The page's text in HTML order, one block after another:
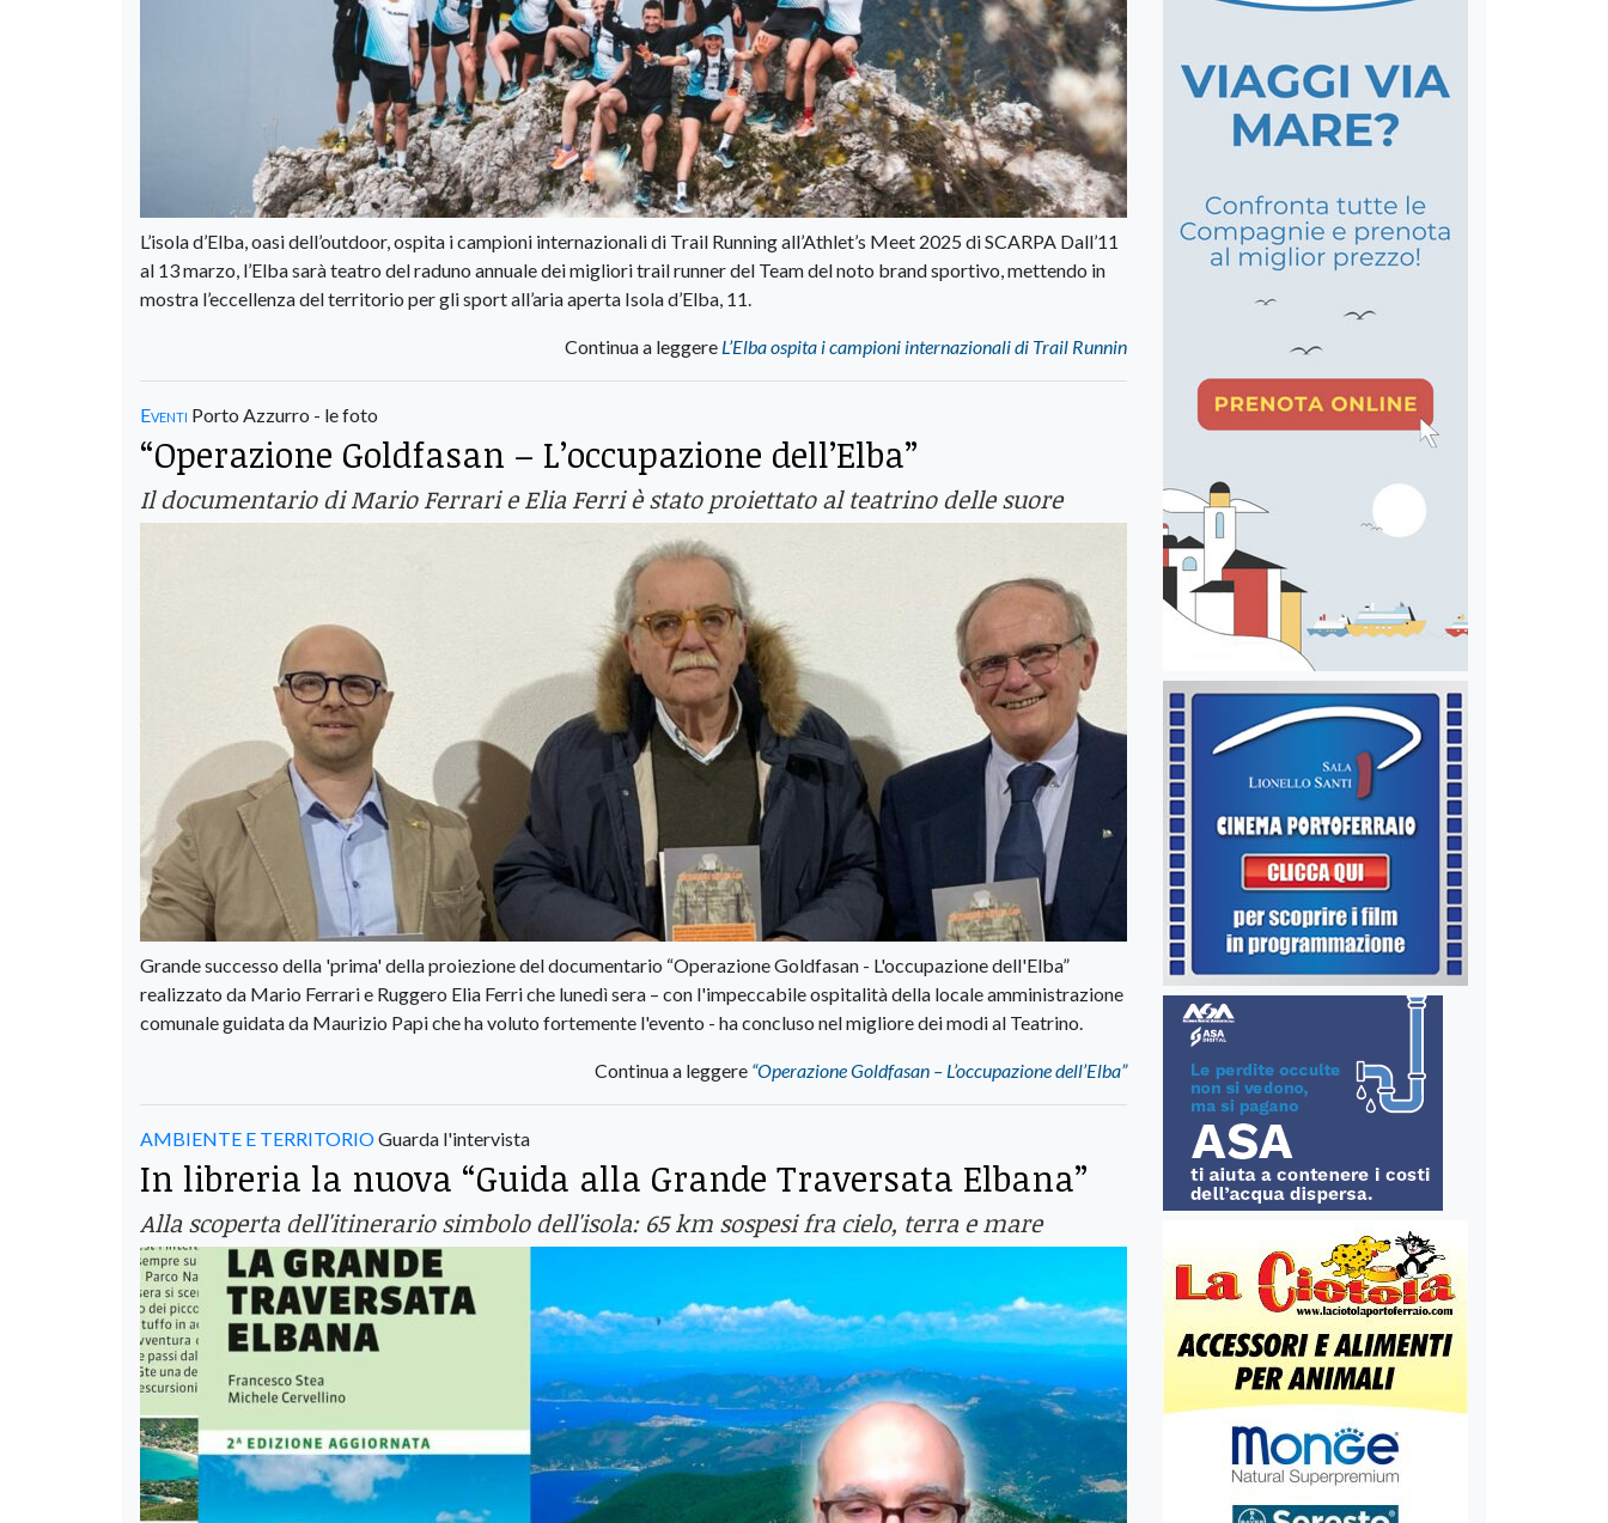
L’isola d’Elba, oasi dell’outdoor, ospita i campioni internazionali di Trail Running all’Athlet’s Meet 2025 di SCARPA Dall’11
al 13 marzo, l’Elba sarà teatro del raduno annuale dei migliori trail runner del Team del noto brand sportivo, mettendo in
mostra l’eccellenza del territorio per gli sport all’aria aperta Isola d’Elba, 11.
Continua a leggere L’Elba ospita i campioni internazionali di Trail Runnin
Eventi Porto Azzurro - le foto
“Operazione Goldfasan – L’occupazione dell’Elba”
Il documentario di Mario Ferrari e Elia Ferri è stato proiettato al teatrino delle suore
Grande successo della 'prima' della proiezione del documentario “Operazione Goldfasan - L'occupazione dell'Elba”
realizzato da Mario Ferrari e Ruggero Elia Ferri che lunedì sera – con l'impeccabile ospitalità della locale amministrazione
comunale guidata da Maurizio Papi che ha voluto fortemente l'evento - ha concluso nel migliore dei modi al Teatrino.
Continua a leggere “Operazione Goldfasan – L’occupazione dell’Elba”
AMBIENTE E TERRITORIOGuarda l'intervista
In libreria la nuova “Guida alla Grande Traversata Elbana”
Alla scoperta dell'itinerario simbolo dell'isola: 65 km sospesi fra cielo, terra e mare